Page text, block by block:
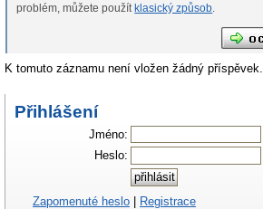
problém, můžete použít klasický způsob.
K tomuto záznamu není vložen žádný příspěvek.
Přihlášení
Jméno:
Heslo:
Zapomenuté heslo | Registrace